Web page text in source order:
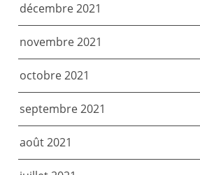
décembre 2021
novembre 2021
octobre 2021
septembre 2021
août 2021